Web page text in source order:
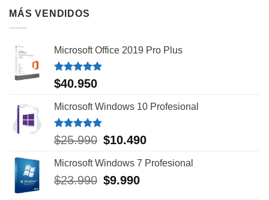
MÁS VENDIDOS
Microsoft Office 2019 Pro Plus
Valorado
con5.00
$40.950
Microsoft Windows 10 Profesional
Valorado
con5.00
$25.990 El
original
era:
$25.990.
$10.490El
actual
Microsoft Windows 7 Profesional
$23.990 El
$9.990El